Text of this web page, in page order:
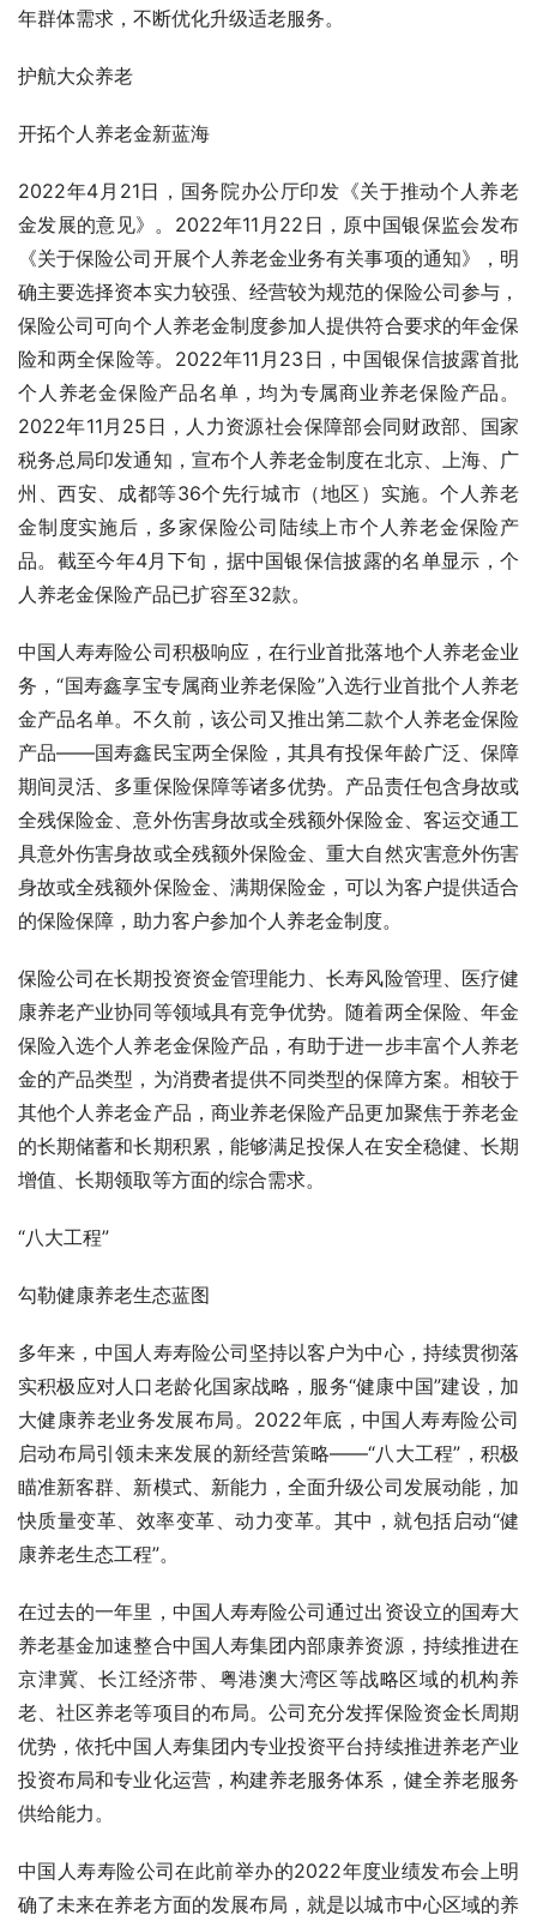
年群体需求，不断优化升级适老服务。
护航大众养老
开拓个人养老金新蓝海
2022年4月21日，国务院办公厅印发《关于推动个人养老
金发展的意见》。2022年11月22日，原中国银保监会发布
《关于保险公司开展个人养老金业务有关事项的通知》，明
确主要选择资本实力较强、经营较为规范的保险公司参与，
保险公司可向个人养老金制度参加人提供符合要求的年金保
险和两全保险等。2022年11月23日，中国银保信披露首批
个人养老金保险产品名单，均为专属商业养老保险产品。
2022年11月25日，人力资源社会保障部会同财政部、国家
税务总局印发通知，宣布个人养老金制度在北京、上海、广
州、西安、成都等36个先行城市（地区）实施。个人养老
金制度实施后，多家保险公司陆续上市个人养老金保险产
品。截至今年4月下旬，据中国银保信披露的名单显示，个
人养老金保险产品已扩容至32款。
中国人寿寿险公司积极响应，在行业首批落地个人养老金业
务，“国寿鑫享宝专属商业养老保险”入选行业首批个人养老
金产品名单。不久前，该公司又推出第二款个人养老金保险
产品——国寿鑫民宝两全保险，其具有投保年龄广泛、保障
期间灵活、多重保险保障等诸多优势。产品责任包含身故或
全残保险金、意外伤害身故或全残额外保险金、客运交通工
具意外伤害身故或全残额外保险金、重大自然灾害意外伤害
身故或全残额外保险金、满期保险金，可以为客户提供适合
的保险保障，助力客户参加个人养老金制度。
保险公司在长期投资资金管理能力、长寿风险管理、医疗健
康养老产业协同等领域具有竞争优势。随着两全保险、年金
保险入选个人养老金保险产品，有助于进一步丰富个人养老
金的产品类型，为消费者提供不同类型的保障方案。相较于
其他个人养老金产品，商业养老保险产品更加聚焦于养老金
的长期储蓄和长期积累，能够满足投保人在安全稳健、长期
增值、长期领取等方面的综合需求。
“八大工程”
勾勒健康养老生态蓝图
多年来，中国人寿寿险公司坚持以客户为中心，持续贯彻落
实积极应对人口老龄化国家战略，服务“健康中国”建设，加
大健康养老业务发展布局。2022年底，中国人寿寿险公司
启动布局引领未来发展的新经营策略——“八大工程”，积极
瞄准新客群、新模式、新能力，全面升级公司发展动能，加
快质量变革、效率变革、动力变革。其中，就包括启动“健
康养老生态工程”。
在过去的一年里，中国人寿寿险公司通过出资设立的国寿大
养老基金加速整合中国人寿集团内部康养资源，持续推进在
京津冀、长江经济带、粤港澳大湾区等战略区域的机构养
老、社区养老等项目的布局。公司充分发挥保险资金长周期
优势，依托中国人寿集团内专业投资平台持续推进养老产业
投资布局和专业化运营，构建养老服务体系，健全养老服务
供给能力。
中国人寿寿险公司在此前举办的2022年度业绩发布会上明
确了未来在养老方面的发展布局，就是以城市中心区域的养